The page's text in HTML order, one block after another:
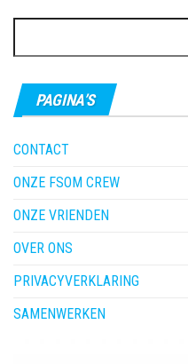
naar:
PAGINA’S
CONTACT
ONZE FSOM CREW
ONZE VRIENDEN
OVER ONS
PRIVACYVERKLARING
SAMENWERKEN